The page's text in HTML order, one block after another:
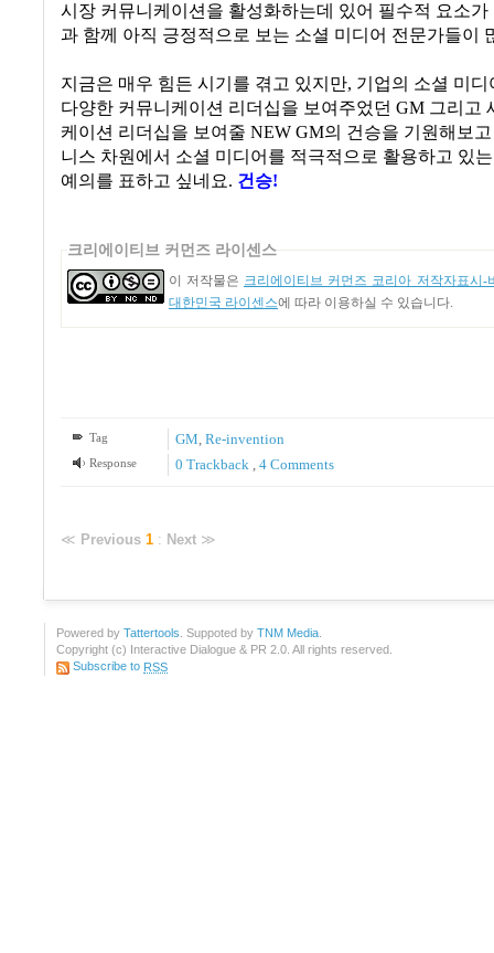
시장 커뮤니케이션을 활성화하는데 있어 필수적 요소가
과 함께 아직 긍정적으로 보는 소셜 미디어 전문가들이
지금은 매우 힘든 시기를 겪고 있지만, 기업의 소셜 미
다양한 커뮤니케이션 리더십을 보여주었던 GM 그리고
케이션 리더십을 보여줄 NEW GM의 건승을 기원해보
니스 차원에서 소셜 미디어를 적극적으로 활용하고 있
예의를 표하고 싶네요. 건승!
크리에이티브 커먼즈 라이센스
이 저작물은 크리에이티브 커먼즈 코리아 저작자표시-
대한민국 라이센스에 따라 이용하실 수 있습니다.
Tag GM Re-invention
Response 0 Trackback 4Comments
≪ Previous 1 : Next ≫
Powered by Tattertools. Suppoted by TNM Media.
Copyright (c) Interactive Dialogue & PR 2.0. All rights reserved.
Subscribe to RSS